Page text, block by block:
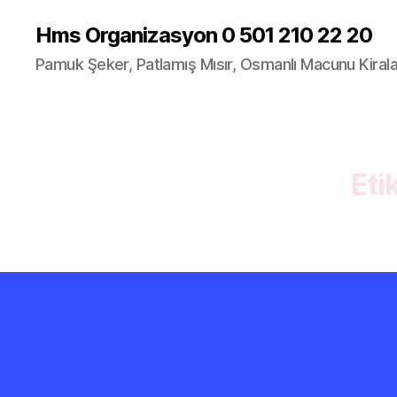
Hms Organizasyon 0 501 210 22 20
Pamuk Şeker, Patlamış Mısır, Osmanlı Macunu